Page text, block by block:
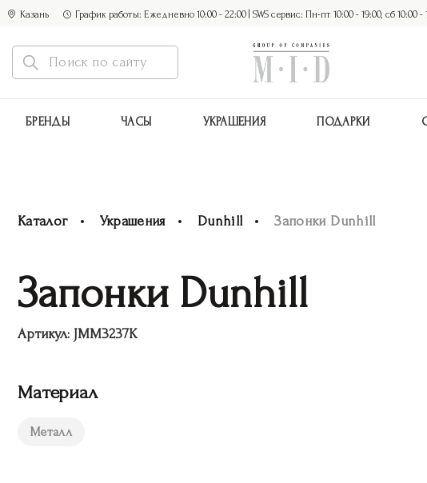
Казань График работы: Ежедневно 10:00 - 22:00 | SWS сервис: Пн-пт 10:00 - 19:00, сб 10:00
БРЕНДЫ ЧАСЫ УКРАШЕНИЯ ПОДАРКИ
Каталог Украшения Dunhill Запонки Dunhill
Запонки Dunhill
Артикул: JMM3237K
Материал
Металл